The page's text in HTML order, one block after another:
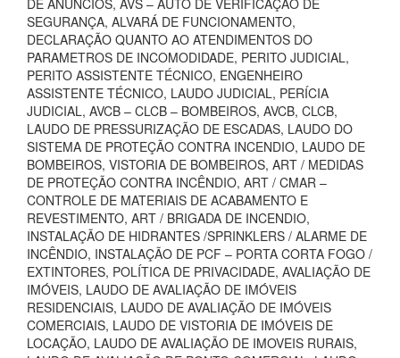
DE ANÚNCIOS, AVS – AUTO DE VERIFICAÇÃO DE
SEGURANÇA, ALVARÁ DE FUNCIONAMENTO,
DECLARAÇÃO QUANTO AO ATENDIMENTOS DO
PARAMETROS DE INCOMODIDADE, PERITO JUDICIAL,
PERITO ASSISTENTE TÉCNICO, ENGENHEIRO
ASSISTENTE TÉCNICO, LAUDO JUDICIAL, PERÍCIA
JUDICIAL, AVCB – CLCB – BOMBEIROS, AVCB, CLCB,
LAUDO DE PRESSURIZAÇÃO DE ESCADAS, LAUDO DO
SISTEMA DE PROTEÇÃO CONTRA INCENDIO, LAUDO DE
BOMBEIROS, VISTORIA DE BOMBEIROS, ART / MEDIDAS
DE PROTEÇÃO CONTRA INCÊNDIO, ART / CMAR –
CONTROLE DE MATERIAIS DE ACABAMENTO E
REVESTIMENTO, ART / BRIGADA DE INCENDIO,
INSTALAÇÃO DE HIDRANTES /SPRINKLERS / ALARME DE
INCÊNDIO, INSTALAÇÃO DE PCF – PORTA CORTA FOGO /
EXTINTORES, POLÍTICA DE PRIVACIDADE, AVALIAÇÃO DE
IMÓVEIS, LAUDO DE AVALIAÇÃO DE IMÓVEIS
RESIDENCIAIS, LAUDO DE AVALIAÇÃO DE IMÓVEIS
COMERCIAIS, LAUDO DE VISTORIA DE IMÓVEIS DE
LOCAÇÃO, LAUDO DE AVALIAÇÃO DE IMOVEIS RURAIS,